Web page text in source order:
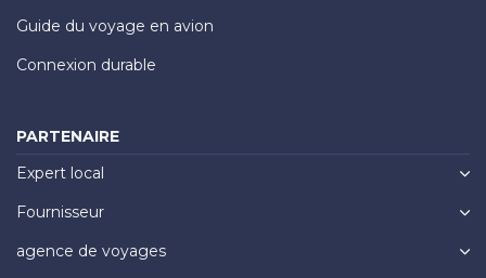
Guide du voyage en avion
Connexion durable
PARTENAIRE
Expert local
Fournisseur
agence de voyages